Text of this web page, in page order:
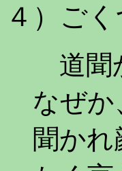
４）ご
道聞
なぜ
聞か